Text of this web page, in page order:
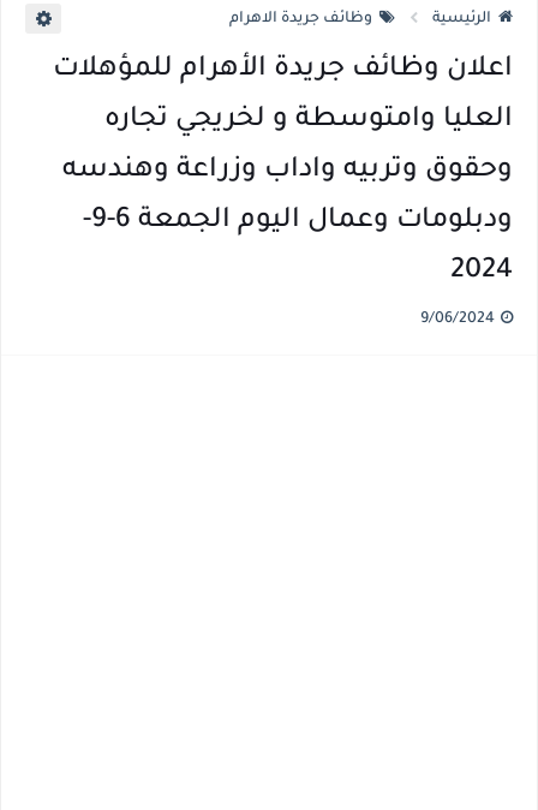
اعلان وظائف الهيئة القومية لسلامة الغذاء " لشغل وظيفة مفتش أغذية " لخريجي علوم / زراعة / طب بيطري "... الشروط والاوراق المطلوبة وكيفية التقديم
الرئيسية وظائف جريدة الاهرام
اعلان وظائف جريدة الأهرام للمؤهلات
العليا وامتوسطة و لخريجي تجاره
وحقوق وتربيه واداب وزراعة وهندسه
ودبلومات وعمال اليوم الجمعة 6-9-
2024